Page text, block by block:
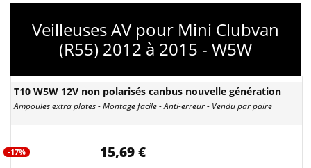
Veilleuses AV pour Mini Clubvan
(R55) 2012 à 2015 - W5W
T10 W5W 12V non polarisés canbus nouvelle génération
Ampoules extra plates - Montage facile - Anti-erreur - Vendu par paire
-17% 15,69 €